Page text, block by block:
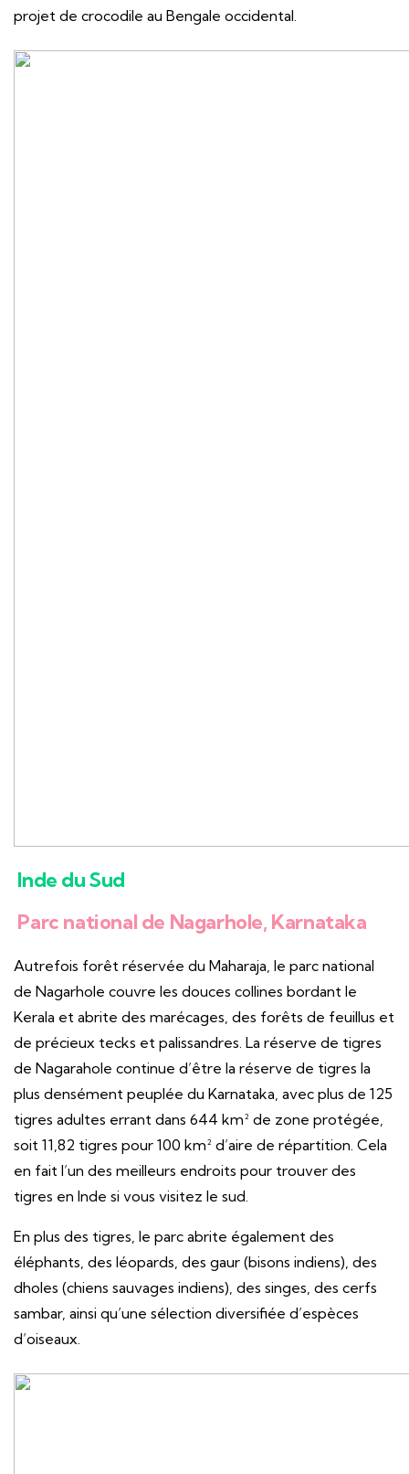
projet de crocodile au Bengale occidental.
Inde du Sud
Parc national de Nagarhole, Karnataka
Autrefois forêt réservée du Maharaja, le parc national
de Nagarhole couvre les douces collines bordant le
Kerala et abrite des marécages, des forêts de feuillus et
de précieux tecks et palissandres. La réserve de tigres
de Nagarahole continue d’être la réserve de tigres la
plus densément peuplée du Karnataka, avec plus de 125
tigres adultes errant dans 644 km² de zone protégée,
soit 11,82 tigres pour 100 km² d’aire de répartition. Cela
en fait l’un des meilleurs endroits pour trouver des
tigres en Inde si vous visitez le sud.
En plus des tigres, le parc abrite également des
éléphants, des léopards, des gaur (bisons indiens), des
dholes (chiens sauvages indiens), des singes, des cerfs
sambar, ainsi qu’une sélection diversifiée d’espèces
d’oiseaux.